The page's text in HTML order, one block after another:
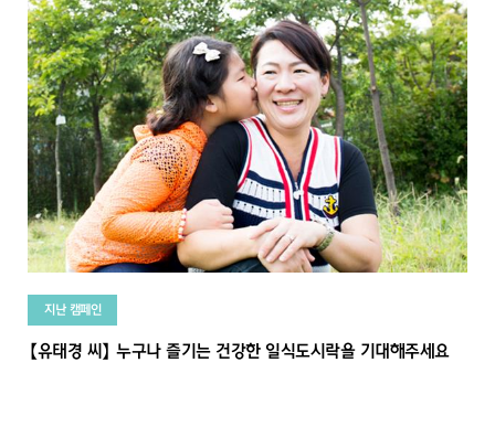
지난 캠페인
【유태경 씨】 누구나 즐기는 건강한 일식도시락을 기대해주세요